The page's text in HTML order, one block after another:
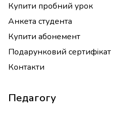
Купити пробний урок
Анкета студента
Купити абонемент
Подарунковий сертифікат
Контакти
Педагогу